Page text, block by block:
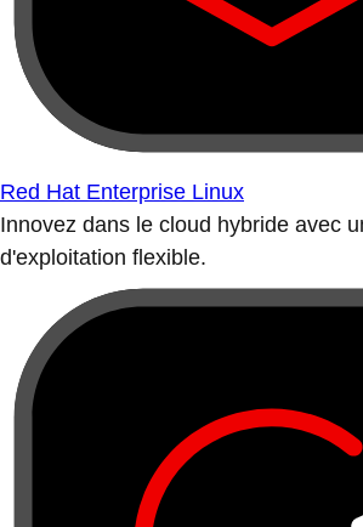
Red Hat Enterprise Linux
Innovez dans le cloud hybride avec
d'exploitation flexible.